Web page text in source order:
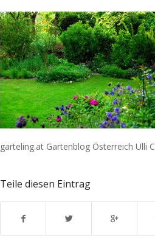
garteling.at Gartenblog Österreich Ulli
Teile diesen Eintrag